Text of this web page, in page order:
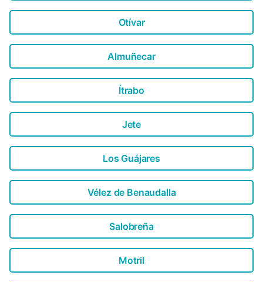
Otívar
Almuñecar
Ítrabo
Jete
Los Guájares
Vélez de Benaudalla
Salobreña
Motril